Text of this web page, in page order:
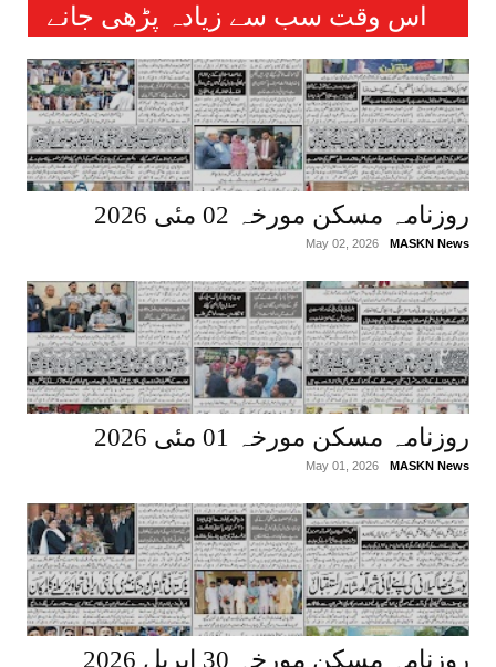
اس وقت سب سے زیادہ پڑھی جانے
والی خبریں :
روزنامہ مسکن مورخہ 02 مئی 2026
MASKN News
May 02, 2026
روزنامہ مسکن مورخہ 01 مئی 2026
MASKN News
May 01, 2026
روزنامہ مسکن مورخہ 30 اپریل 2026